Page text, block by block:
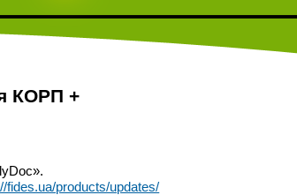
КОРП +
fides.ua/products/updates/